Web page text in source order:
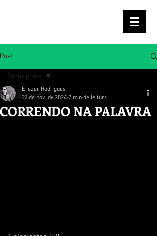
Post
Todos posts
Cristão
Todos posts
CORRENDO NA PALAVRA
Eliezer Rodrigues
23 de nov. de 2024 2 min de leitura